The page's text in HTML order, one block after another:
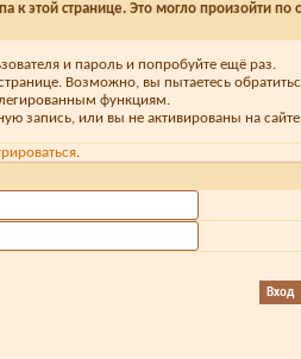
к этой странице. Это могло произойти по
и пароль и попробуйте ещё раз.
Возможно, вы пытаетесь
функциям.
запись, или вы не активированы на
.